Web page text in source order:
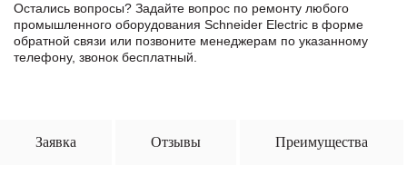
Остались вопросы? Задайте вопрос по ремонту любого
промышленного оборудования Schneider Electric в формe
обратной связи или позвоните менеджерам по указанному
телефону, звонок бесплатный.
Заявка Отзывы Преимущества